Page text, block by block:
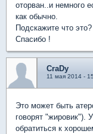
оторван..и немного
как обычно.
Подскажите что это?
Спасибо !
CraDy
11 мая 2014 -
Это может быть
говорят "жировик").
обратиться к